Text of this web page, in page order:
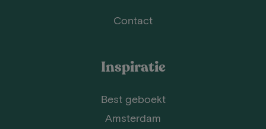
Contact
Inspiratie
Best geboekt
Amsterdam